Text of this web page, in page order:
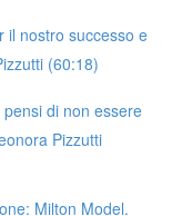
il nostro successo e
(60:18)
di non essere
Pizzutti
Milton Model.